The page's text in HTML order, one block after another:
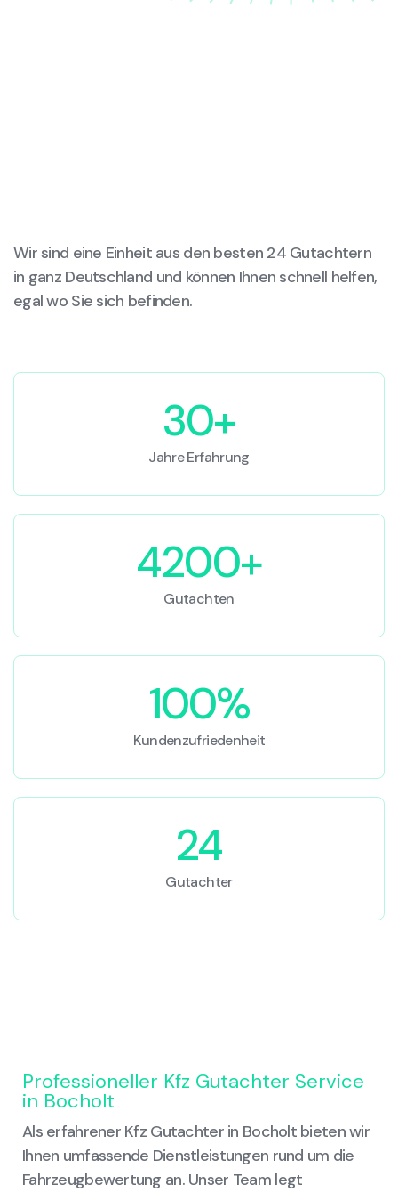
Wir sind eine Einheit aus den besten 24 Gutachtern
in ganz Deutschland und können Ihnen schnell helfen,
egal wo Sie sich befinden.
30+
Jahre Erfahrung
4200+
Gutachten
100%
Kundenzufriedenheit
24
Gutachter
Professioneller Kfz Gutachter Service
in Bocholt
Als erfahrener Kfz Gutachter in Bocholt bieten wir
Ihnen umfassende Dienstleistungen rund um die
Fahrzeugbewertung an. Unser Team legt